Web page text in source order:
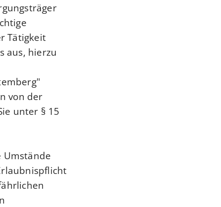
Tätigkeit
aus, hierzu
von der
unter § 15
Umstände